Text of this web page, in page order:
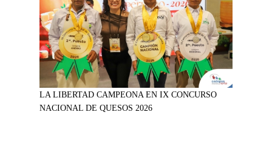
LA LIBERTAD CAMPEONA EN IX CONCURSO
NACIONAL DE QUESOS 2026